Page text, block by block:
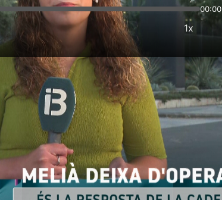
00:00
1x